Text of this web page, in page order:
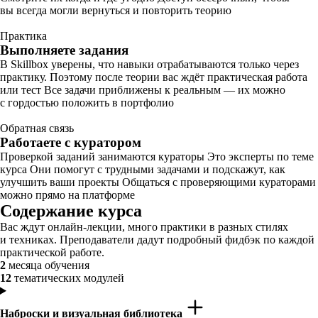
вы всегда могли вернуться и повторить теорию
Практика
Выполняете задания
В Skillbox уверены, что навыки отрабатываются только через
практику. Поэтому после теории вас ждёт практическая работа
или тест Все задачи приближены к реальным — их можно
с гордостью положить в портфолио
Обратная связь
Работаете с куратором
Проверкой заданий занимаются кураторы Это эксперты по теме
курса Они помогут с трудными задачами и подскажут, как
улучшить ваши проекты Общаться с проверяющими кураторами
можно прямо на платформе
Содержание курса
Вас ждут онлайн-лекции, много практики в разных стилях
и техниках. Преподаватели дадут подробный фидбэк по каждой
практической работе.
2 месяца обучения
12 тематических модулей
Наброски и визуальная библиотека